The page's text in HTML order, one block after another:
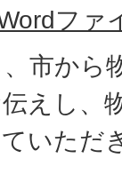
ファ
市から
えし、
いただ